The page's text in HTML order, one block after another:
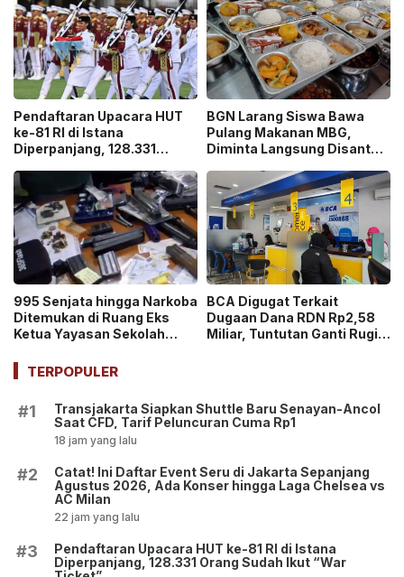
Pendaftaran Upacara HUT
ke-81 RI di Istana
Diperpanjang, 128.331
Ticket”
BGN Larang Siswa Bawa
Pulang Makanan MBG,
Diminta Langsung Disantap
995 Senjata hingga Narkoba
Ditemukan di Ruang Eks
Ketua Yayasan Sekolah
Ekskul Menembak!
BCA Digugat Terkait
Dugaan Dana RDN Rp2,58
Miliar, Tuntutan Ganti Rugi
TERPOPULER
#1
Transjakarta Siapkan Shuttle Baru Senayan-Ancol
Saat CFD, Tarif Peluncuran Cuma Rp1
18 jam yang lalu
#2
Catat! Ini Daftar Event Seru di Jakarta Sepanjang
Agustus 2026, Ada Konser hingga Laga Chelsea vs
AC Milan
22 jam yang lalu
#3
Pendaftaran Upacara HUT ke-81 RI di Istana
Diperpanjang, 128.331 Orang Sudah Ikut “War